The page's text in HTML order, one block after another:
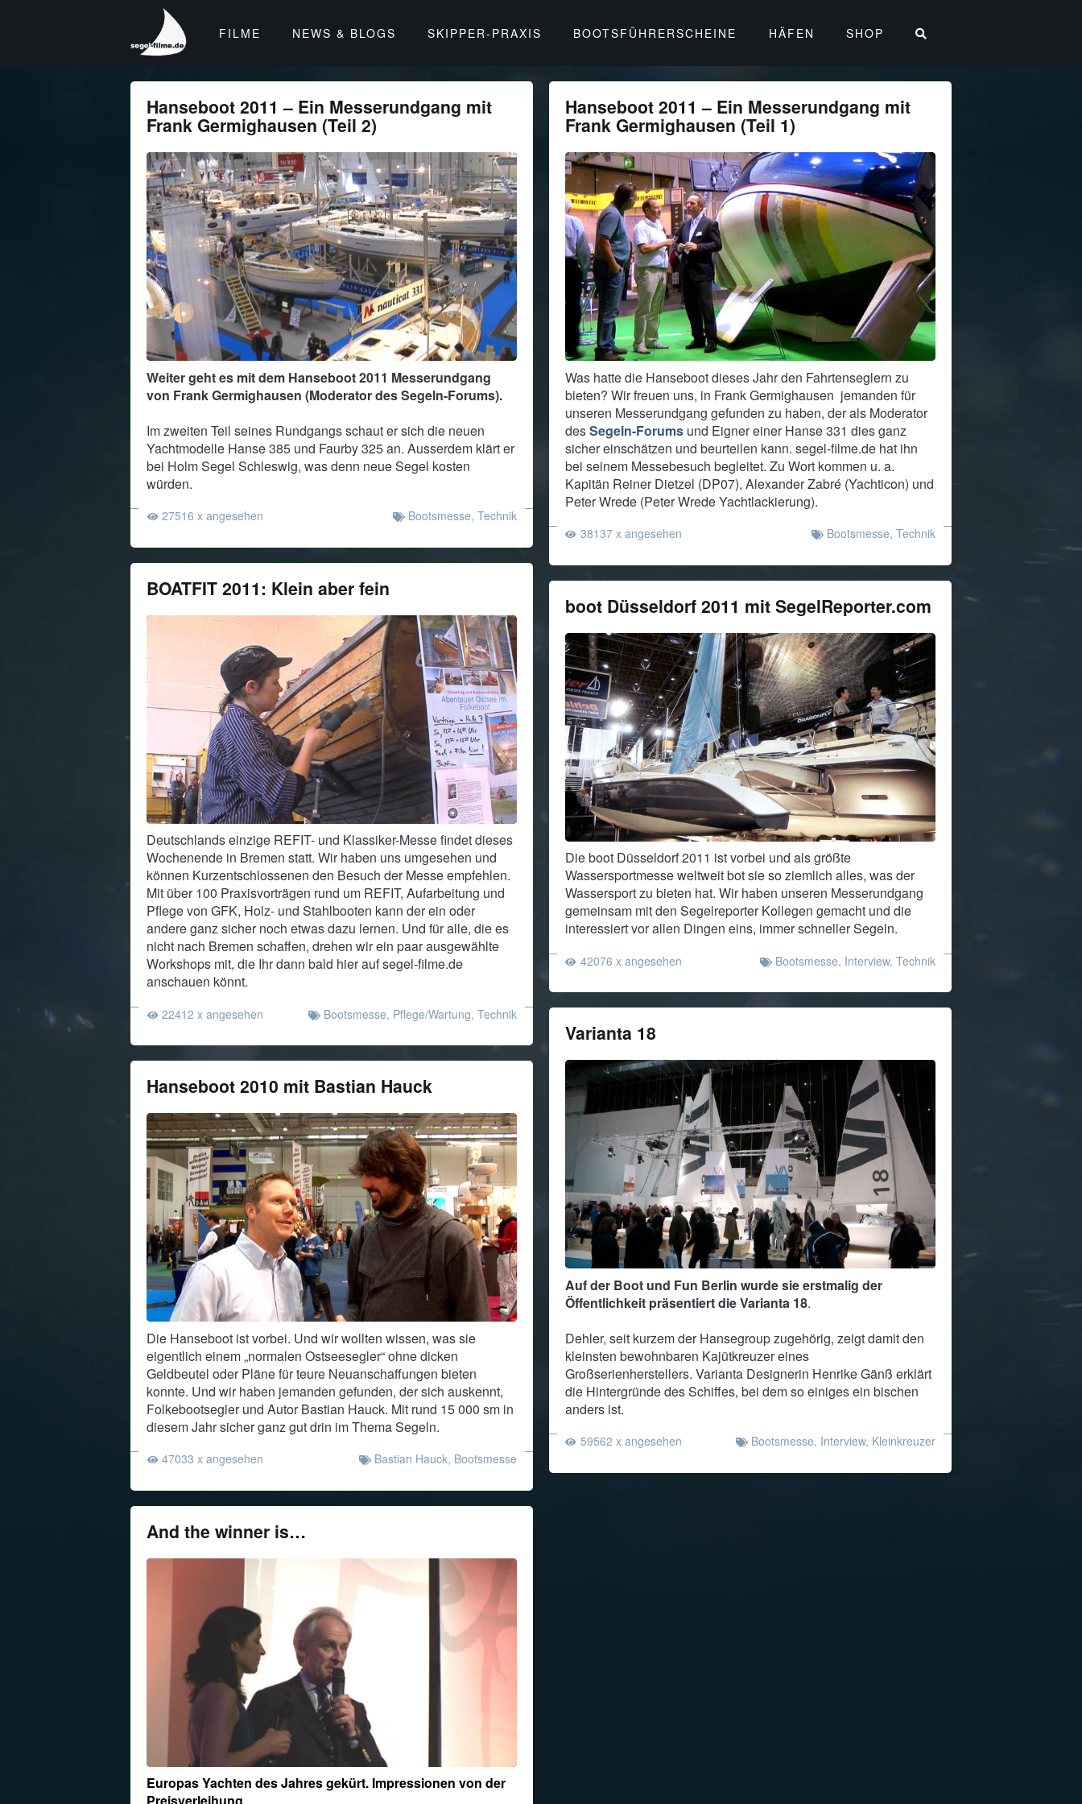
News,
Apps
und
Hafeninfos
für
Segler
FILME NEWS & BLOGS SKIPPER-PRAXIS BOOTSFÜHRERSCHEINE HÄFEN SHOP
Hanseboot 2011 – Ein Messerundgang mit
Frank Germighausen (Teil 2)
Weiter geht es mit dem Hanseboot 2011 Messerundgang
von Frank Germighausen (Moderator des Segeln-Forums).
Im zweiten Teil seines Rundgangs schaut er sich die neuen
Yachtmodelle Hanse 385 und Faurby 325 an. Ausserdem klärt er
bei Holm Segel Schleswig, was denn neue Segel kosten
würden.
27516 x angesehen Bootsmesse,Technik
Hanseboot 2011 – Ein Messerundgang mit
Frank Germighausen (Teil 1)
Was hatte die Hanseboot dieses Jahr den Fahrtenseglern zu
bieten? Wir freuen uns, in Frank Germighausen jemanden für
unseren Messerundgang gefunden zu haben, der als Moderator
desSegeln-Forumsund Eigner einer Hanse 331 dies ganz
sicher einschätzen und beurteilen kann. segel-filme.de hat ihn
bei seinem Messebesuch begleitet. Zu Wort kommen u. a.
Kapitän Reiner Dietzel (DP07), Alexander Zabré (Yachticon) und
Peter Wrede (Peter Wrede Yachtlackierung).
38137 x angesehen Bootsmesse, Technik
BOATFIT 2011: Klein aber fein
Deutschlands einzige REFIT- und Klassiker-Messe findet dieses
Wochenende in Bremen statt. Wir haben uns umgesehen und
können Kurzentschlossenen den Besuch der Messe empfehlen.
Mit über 100 Praxisvorträgen rund um REFIT, Aufarbeitung und
Pflege von GFK, Holz- und Stahlbooten kann der ein oder
andere ganz sicher noch etwas dazu lernen. Und für alle, die es
nicht nach Bremen schaffen, drehen wir ein paar ausgewählte
Workshops mit, die Ihr dann bald hier auf segel-filme.de
anschauen könnt.
22412 x angesehen Bootsmesse, Pflege/Wartung,Technik
boot Düsseldorf 2011 mit SegelReporter.com
Die boot Düsseldorf 2011 ist vorbei und als größte
Wassersportmesse weltweit bot sie so ziemlich alles, was der
Wassersport zu bieten hat. Wir haben unseren Messerundgang
gemeinsam mit den Segelreporter Kollegen gemacht und die
interessiert vor allen Dingen eins, immer schneller Segeln.
42076 x angesehen Bootsmesse, Interview, Technik
Hanseboot 2010 mit Bastian Hauck
Die Hanseboot ist vorbei. Und wir wollten wissen, was sie
eigentlich einem „normalen Ostseesegler“ ohne dicken
Geldbeutel oder Pläne für teure Neuanschaffungen bieten
konnte. Und wir haben jemanden gefunden, der sich auskennt,
Folkebootsegler und Autor Bastian Hauck. Mit rund 15 000 sm in
diesem Jahr sicher ganz gut drin im Thema Segeln.
47033 x angesehen Bastian Hauck, Bootsmesse
Varianta 18
Auf der Boot und Fun Berlin wurde sie erstmalig der
Öffentlichkeit präsentiert die Varianta 18.
Dehler, seit kurzem der Hansegroup zugehörig, zeigt damit den
kleinsten bewohnbaren Kajütkreuzer eines
Großserienherstellers. Varianta Designerin Henrike Gänß erklärt
die Hintergründe des Schiffes, bei dem so einiges ein bischen
anders ist.
59562 x angesehen Bootsmesse, Interview, Kleinkreuzer
And the winner is…
Europas Yachten des Jahres gekürt. Impressionen von der